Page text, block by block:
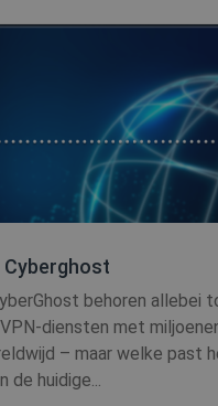
Cyberghost
behoren allebei
diensten met
– maar welke past
de huidige...